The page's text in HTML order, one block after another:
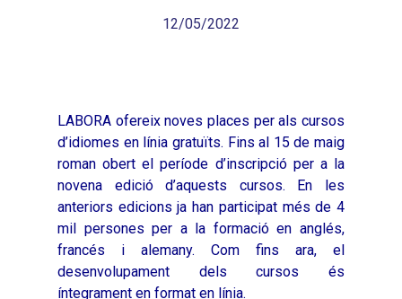
12/05/2022
LABORA ofereix noves places per als cursos
d’idiomes en línia gratuïts. Fins al 15 de maig
roman obert el període d’inscripció per a la
novena edició d’aquests cursos. En les
anteriors edicions ja han participat més de 4
mil persones per a la formació en anglés,
francés i alemany. Com fins ara, el
desenvolupament dels cursos és
íntegrament en format en línia.